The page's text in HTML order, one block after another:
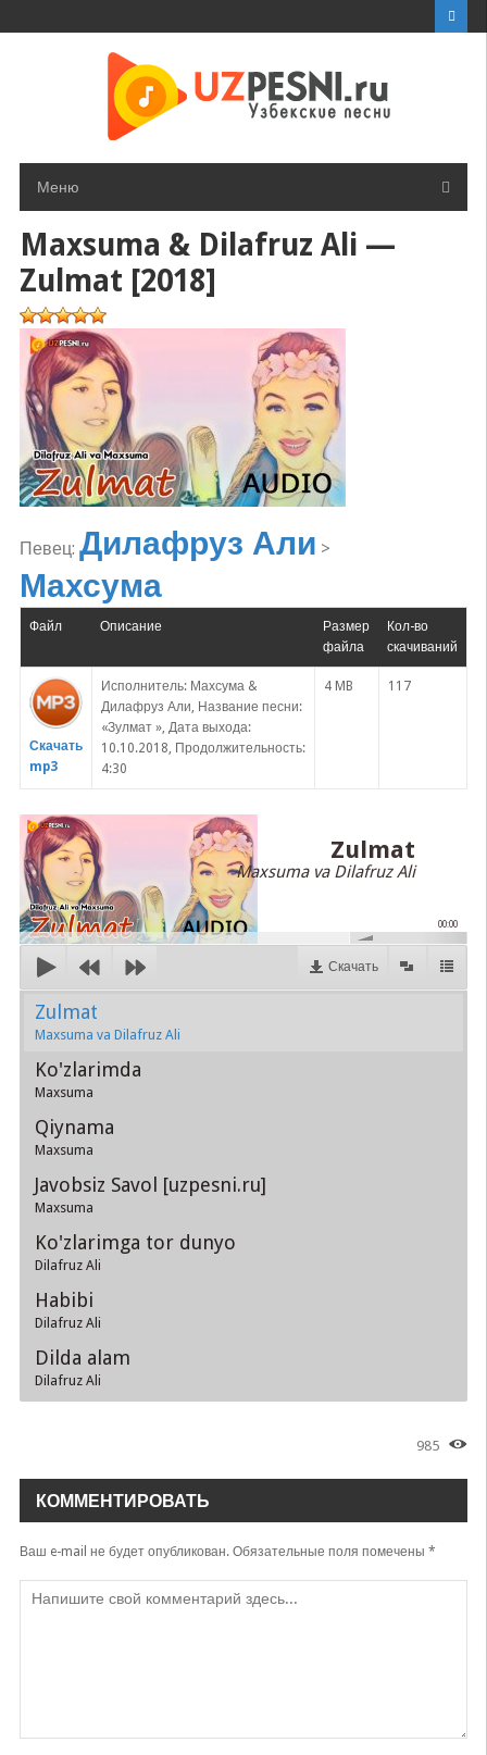
Меню
Maxsuma & Dilafruz Ali —
Zulmat [2018]
Певец: Дилафруз Али >
Махсума
Файл Описание
Размер
файла
Кол-во
скачиваний
Скачать
mp3
Исполнитель: Махсума &
Дилафруз Али, Название песни:
«Зулмат », Дата выхода:
10.10.2018, Продолжительность:
4:30
4 MB 117
Zulmat
Maxsuma va Dilafruz Ali
00:00
Скачать
Zulmat
Maxsuma va Dilafruz Ali
Ko'zlarimda
Maxsuma
Qiynama
Maxsuma
Javobsiz Savol [uzpesni.ru]
Maxsuma
Ko'zlarimga tor dunyo
Dilafruz Ali
Habibi
Dilafruz Ali
Dilda alam
Dilafruz Ali
985
КОММЕНТИРОВАТЬ
Ваш e-mail не будет опубликован.Обязательные поля помечены *